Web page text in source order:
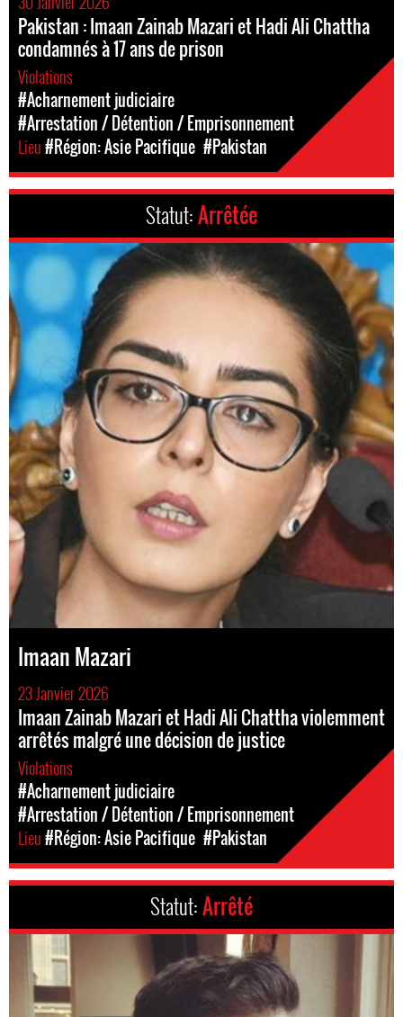
Pakistan : Imaan Zainab Mazari et Hadi Ali Chattha
condamnés à 17 ans de prison
Violations
#Acharnement judiciaire
#Arrestation / Détention / Emprisonnement
Lieu#Région: Asie Pacifique #Pakistan
Statut:Arrêtée
Imaan Mazari
23 Janvier 2026
Imaan Zainab Mazari et Hadi Ali Chattha violemment
arrêtés malgré une décision de justice
Violations
#Acharnement judiciaire
#Arrestation / Détention / Emprisonnement
Lieu#Région: Asie Pacifique #Pakistan
Statut:Arrêté